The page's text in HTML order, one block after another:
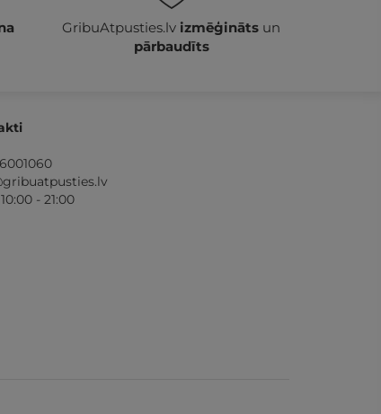
GribuAtpusties.lv izmēģināts un
pārbaudīts
10:00 - 21:00